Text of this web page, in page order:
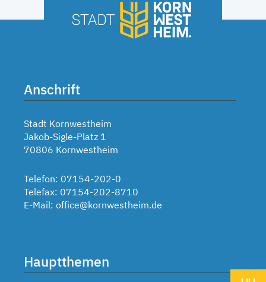
Anschrift
Stadt Kornwestheim
Jakob-Sigle-Platz 1
70806 Kornwestheim
Telefon: 07154-202-0
Telefax: 07154-202-8710
E-Mail: office@kornwestheim.de
Hauptthemen